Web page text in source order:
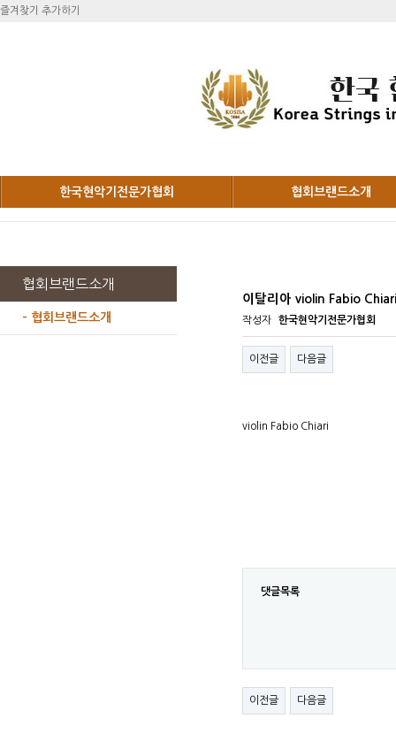
즐겨찾기 추가하기
한국현악기전문가협회 협회브랜드소개
협회브랜드소개
- 협회브랜드소개
이탈리아 violin Fabio Chiari
작성자 한국현악기전문가협회
이전글 다음글
violin Fabio Chiari
댓글목록
이전글 다음글